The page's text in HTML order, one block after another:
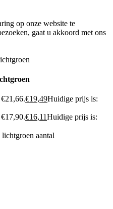
op onze website te
gaat u akkoord met ons
€19,49Huidige prijs is:
€16,11Huidige prijs is:
aantal